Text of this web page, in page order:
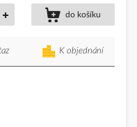
do košíku
K objednání